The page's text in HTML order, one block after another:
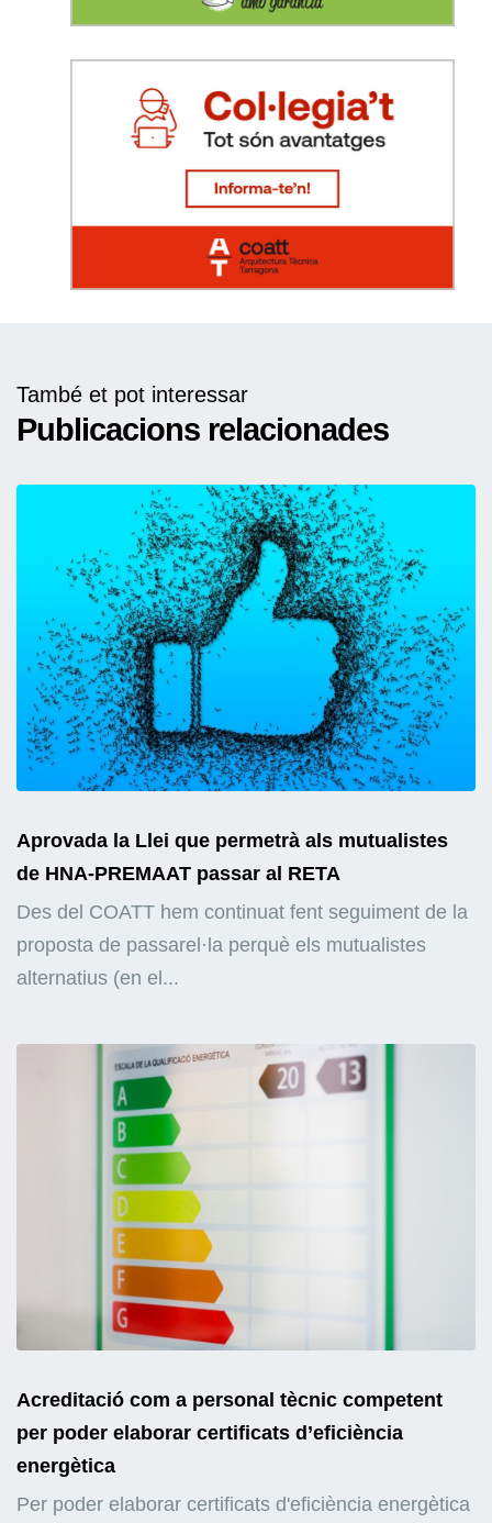
També et pot interessar
Publicacions relacionades
Aprovada la Llei que permetrà als mutualistes
de HNA-PREMAAT passar al RETA
Des del COATT hem continuat fent seguiment de la
proposta de passarel·la perquè els mutualistes
alternatius (en el...
Acreditació com a personal tècnic competent
per poder elaborar certificats d’eficiència
energètica
Per poder elaborar certificats d'eficiència energètica